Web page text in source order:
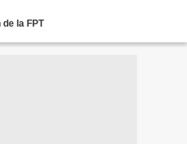
la FPT